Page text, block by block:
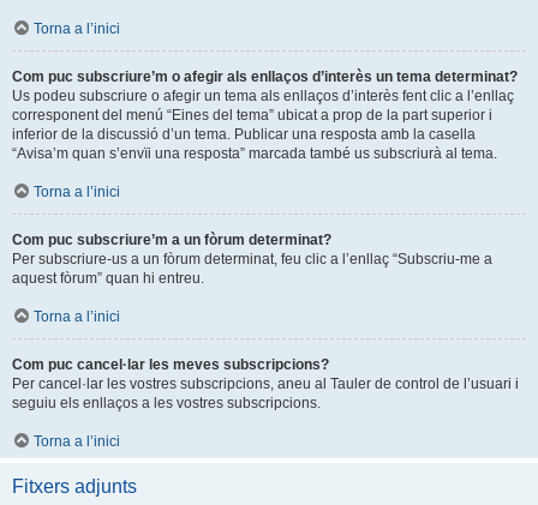
Torna a l’inici
Com puc subscriure’m o afegir als enllaços d’interès un tema determinat?
Us podeu subscriure o afegir un tema als enllaços d’interès fent clic a l’enllaç
corresponent del menú “Eines del tema” ubicat a prop de la part superior i
inferior de la discussió d’un tema. Publicar una resposta amb la casella
“Avisa’m quan s’envïi una resposta” marcada també us subscriurà al tema.
Torna a l’inici
Com puc subscriure’m a un fòrum determinat?
Per subscriure-us a un fòrum determinat, feu clic a l’enllaç “Subscriu-me a
aquest fòrum” quan hi entreu.
Torna a l’inici
Com puc cancel·lar les meves subscripcions?
Per cancel·lar les vostres subscripcions, aneu al Tauler de control de l’usuari i
seguiu els enllaços a les vostres subscripcions.
Torna a l’inici
Fitxers adjunts